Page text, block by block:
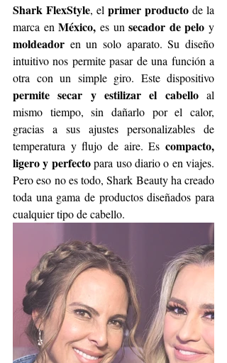
Shark FlexStyle, el primer producto de la
marca en México, es un secador de pelo
moldeador en un solo aparato. Su diseño
intuitivo nos permite pasar de una función a
permite secar y estilizar el cabello al
mismo tiempo, sin dañarlo por el calor,
gracias a sus ajustes personalizables de
temperatura y flujo de aire. Es compacto,
ligero y perfecto para uso diario o en viajes.
Pero eso no es todo, Shark Beauty ha creado
toda una gama de productos diseñados para
cualquier tipo de cabello.